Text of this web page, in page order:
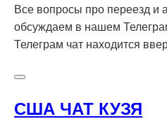
Все вопросы про переезд
обсуждаем в нашем
Телеграм чат находится
США ЧАТ КУЗЯ